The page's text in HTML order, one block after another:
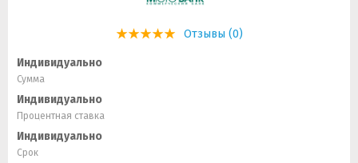
Отзывы (0)
Индивидуально
Сумма
Индивидуально
Процентная ставка
Индивидуально
Срок